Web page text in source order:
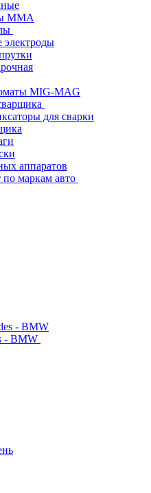
MMA
MIG-MAG
для сварки
аппаратов
маркам авто
- BMW